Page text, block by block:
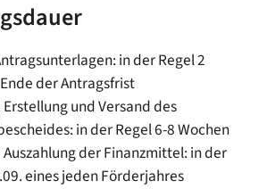
in der Regel 2
der Antragsfrist
und Versand des
in der Regel 6-8 Wochen
der Finanzmittel: in der
eines jeden Förderjahres